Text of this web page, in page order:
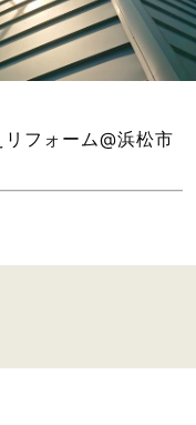
フォーム@浜松市